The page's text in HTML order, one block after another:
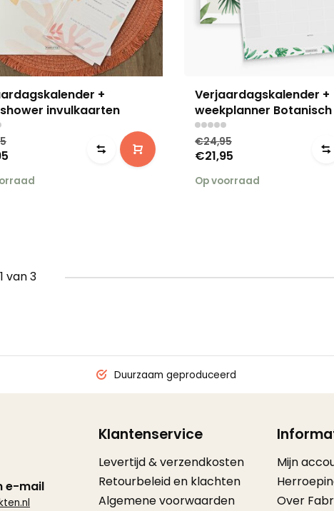
+
invulkaarten
Verjaardagskalender +
weekplanner Botanisch
€24,95
€21,95
Op voorraad
van 3
Duurzaam geproduceerd
e-mail
Klantenservice
Levertijd & verzendkosten
Retourbeleid en klachten
Algemene voorwaarden
Mijn
Over